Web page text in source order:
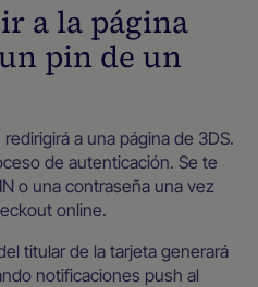
a la página
pin de un
a una página de 3DS.
de autenticación. Se te
o una contraseña una vez
online.
titular de la tarjeta generará
notificaciones push al